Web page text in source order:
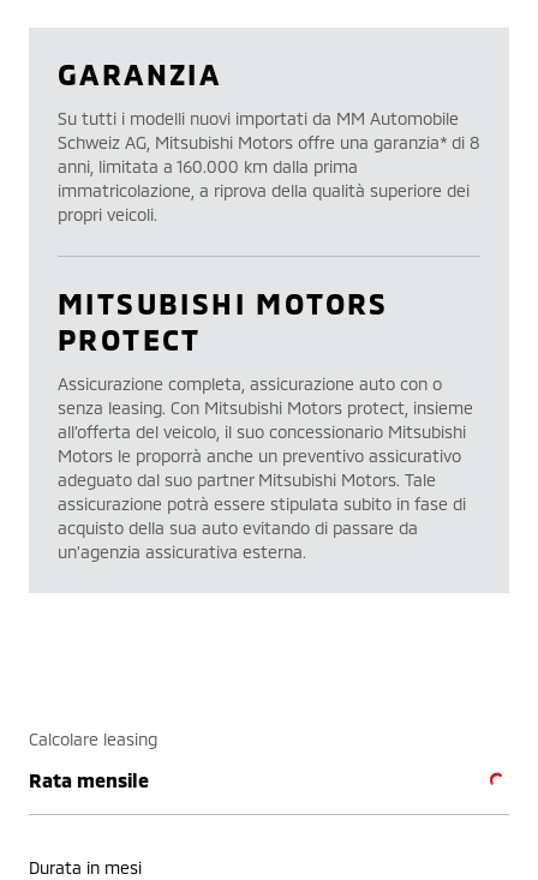
GARANZIA
Su tutti i modelli nuovi importati da MM Automobile
Schweiz AG, Mitsubishi Motors offre una garanzia* di 8
anni, limitata a 160.000 km dalla prima
immatricolazione, a riprova della qualità superiore dei
propri veicoli.
MITSUBISHI MOTORS
PROTECT
Assicurazione completa, assicurazione auto con o
senza leasing. Con Mitsubishi Motors protect, insieme
all’offerta del veicolo, il suo concessionario Mitsubishi
Motors le proporrà anche un preventivo assicurativo
adeguato dal suo partner Mitsubishi Motors. Tale
assicurazione potrà essere stipulata subito in fase di
acquisto della sua auto evitando di passare da
un’agenzia assicurativa esterna.
Calcolare leasing
Rata mensile
Durata in mesi